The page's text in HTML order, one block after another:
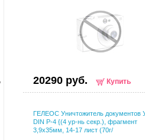
20290 руб. Купить
ГЕЛЕОС Уничтожитель документов
DIN P-4 {(4 ур-нь секр.), фрагмент
3,9х35мм, 14-17 лист (70г/